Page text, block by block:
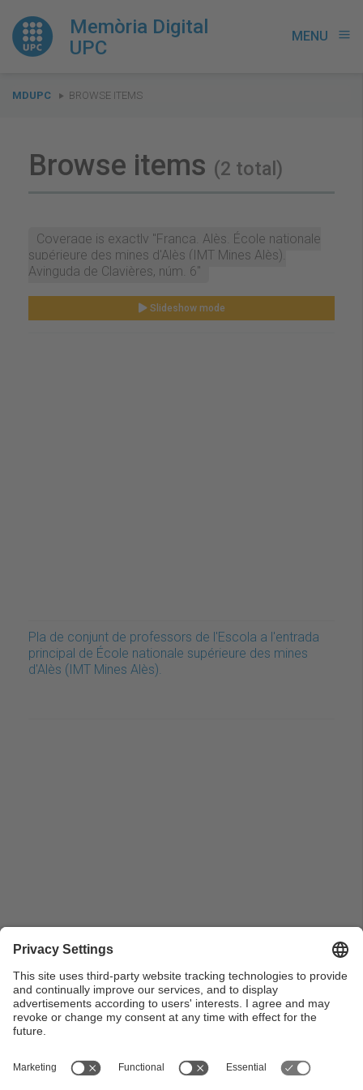
Memòria Digital
UPC
MENU menu
You
MDUPC BROWSE ITEMS
Browse items (2 total)
Coverage is exactly "França. Alès. École nationale
supérieure des mines d'Alès (IMT Mines Alès).
Avinguda de Clavières, núm. 6"
Slideshow mode
Pla de conjunt de professors de l'Escola a l'entrada
principal de École nationale supérieure des mines
d'Alès (IMT Mines Alès).
Pla de conjunt de professors de l'Escola a l'entrada
principal de École nationale supérieure des mines